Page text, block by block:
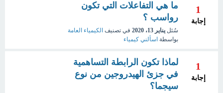
1
إجابة
ما هي التفاعلات التي تكون
رواسب ؟
سُئل يناير 13، 2020 في تصنيف الكيمياء العامة
بواسطة اسألني كيمياء
1
إجابة
لماذا تكون الرابطة التساهمية
في جزئ الهيدروجين من نوع
سيجما؟